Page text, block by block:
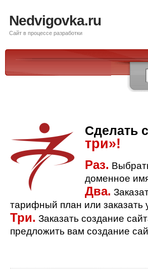
Nedvigovka.ru
Сайт в процессе разработки
Сделать
три»!
Раз.
доменное
Два.
тарифный план или заказать
Три. Заказать создание
предложить вам создание